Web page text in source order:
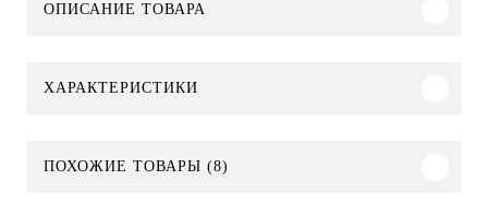
ОПИСАНИЕ ТОВАРА
ХАРАКТЕРИСТИКИ
ПОХОЖИЕ ТОВАРЫ (8)